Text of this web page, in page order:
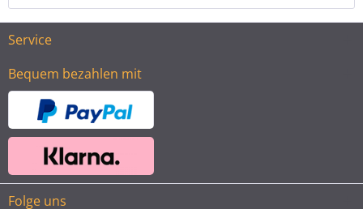
Service
Bequem bezahlen mit
Folge uns